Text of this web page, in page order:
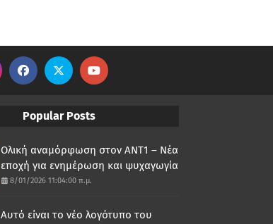
Popular Posts
Ολική αναμόρφωση στον ΑΝΤ1 – Νέα
εποχή για ενημέρωση και ψυχαγωγία
8/01/2026 11:04:00 π.μ.
Αυτό είναι το νέο λογότυπο του